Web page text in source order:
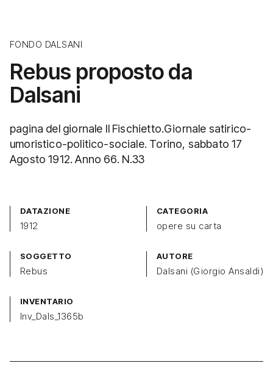
FONDO DALSANI
Rebus proposto da
Dalsani
pagina del giornale Il Fischietto.Giornale satirico-
umoristico-politico-sociale. Torino, sabbato 17
Agosto 1912. Anno 66. N.33
DATAZIONE
1912
CATEGORIA
opere su carta
SOGGETTO
Rebus
AUTORE
Dalsani (Giorgio Ansaldi)
INVENTARIO
Inv_Dals_1365b